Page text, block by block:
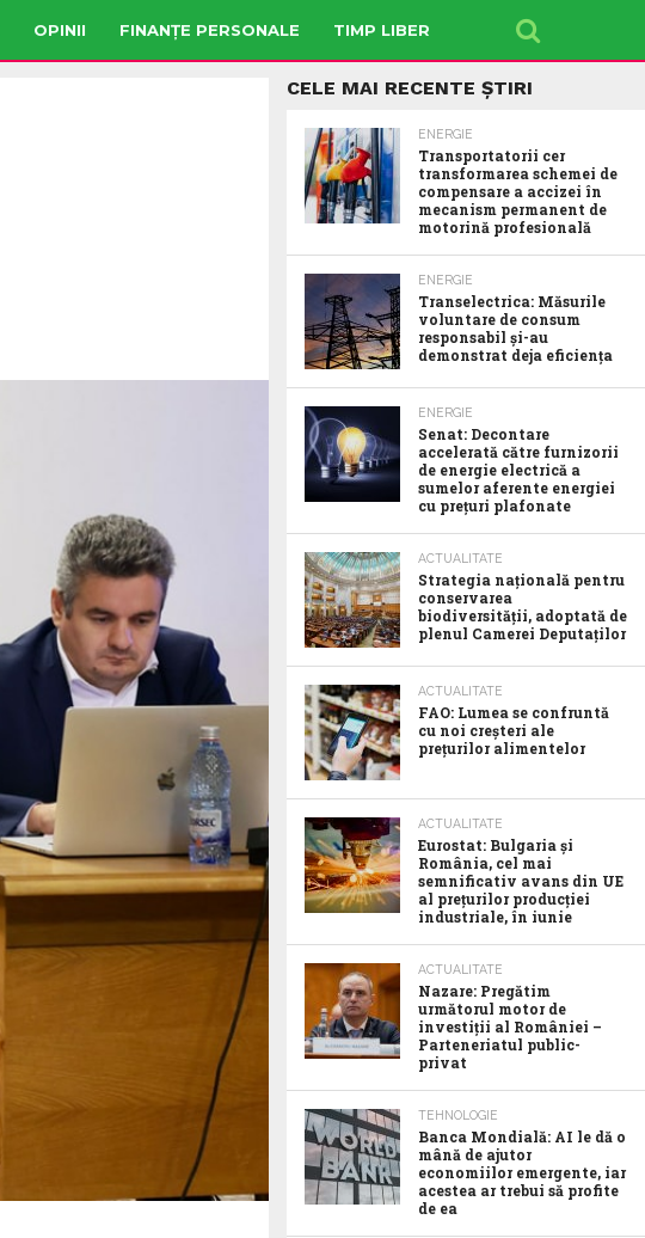
OPINII FINANȚE PERSONALE TIMP LIBER
CELE MAI RECENTE ȘTIRI
ENERGIE
Transportatorii cer
transformarea schemei de
compensare a accizei în
mecanism permanent de
motorină profesională
ENERGIE
Transelectrica: Măsurile
voluntare de consum
responsabil şi-au
demonstrat deja eficienţa
ENERGIE
Senat: Decontare
accelerată către furnizorii
de energie electrică a
sumelor aferente energiei
cu prețuri plafonate
ACTUALITATE
Strategia națională pentru
conservarea
biodiversității, adoptată de
plenul Camerei Deputaților
ACTUALITATE
FAO: Lumea se confruntă
cu noi creșteri ale
prețurilor alimentelor
ACTUALITATE
Eurostat: Bulgaria și
România, cel mai
semnificativ avans din UE
al prețurilor producției
industriale, în iunie
ACTUALITATE
Nazare: Pregătim
următorul motor de
investiții al României –
Parteneriatul public-
privat
TEHNOLOGIE
Banca Mondială: AI le dă o
mână de ajutor
economiilor emergente, iar
acestea ar trebui să profite
de ea